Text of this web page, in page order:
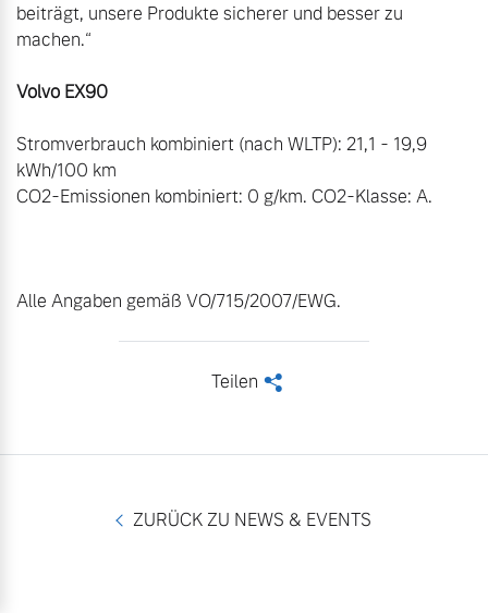
beiträgt, unsere Produkte sicherer und besser zu
machen.“
Volvo EX90
Stromverbrauch kombiniert (nach WLTP): 21,1 - 19,9
kWh/100 km
CO2-Emissionen kombiniert: 0 g/km. CO2-Klasse: A.
Alle Angaben gemäß VO/715/2007/EWG.
Teilen <
ZURÜCK ZU NEWS & EVENTS